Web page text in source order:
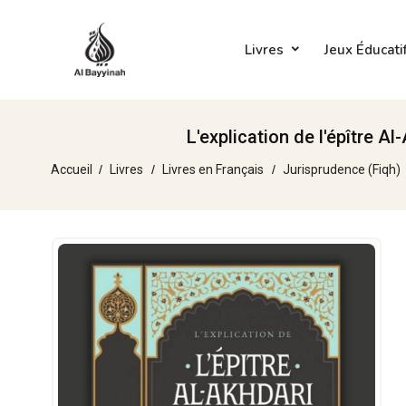
Livres Jeux
L'explication de l'épître
Accueil Livres Livres en Français Jurisprudence (Fiqh)